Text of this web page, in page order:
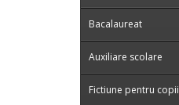
Bacalaureat
Auxiliare scolare
Fictiune pentru copii